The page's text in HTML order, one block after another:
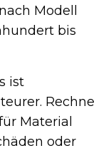
Modell
bis
ist
Rechne
Material
oder